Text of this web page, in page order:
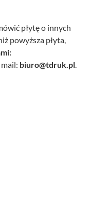
płytę o innych
powyższa płyta,
biuro@tdruk.pl.